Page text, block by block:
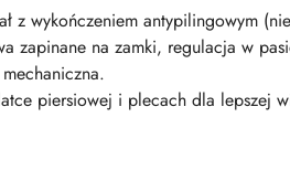
z wykończeniem antypilingowym
zapinane na zamki, regulacja w
piersiowej i plecach dla lepszej